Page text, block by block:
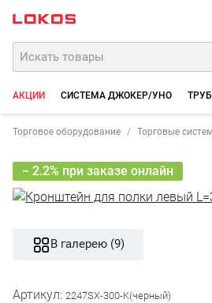
АКЦИИ СИСТЕМА ДЖОКЕР/УНО
Торговое оборудование Торговые
− 2.2% при заказе онлайн
В галерею (9)
Артикул: 2247SX-300-K(черный)